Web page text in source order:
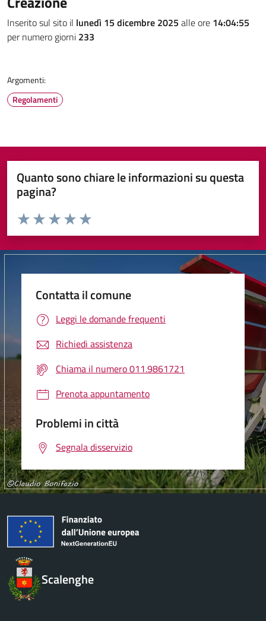
Inserito sul sito il lunedì 15 dicembre 2025 alle ore 14:04:55
per numero giorni 233
Argomenti:
Regolamenti
Quanto sono chiare le informazioni su questa
pagina?
Valuta da 1 a 5 stelle la pagina
Valuta 5 stelle su 5
Valuta 4 stelle su 5
Valuta 3 stelle su 5
Valuta 2 stelle su 5
Valuta 1 stelle su 5
Contatta il comune
Leggi le domande frequenti
Richiedi assistenza
Chiama il numero 011.9861721
Prenota appuntamento
Problemi in città
Segnala disservizio
Scalenghe